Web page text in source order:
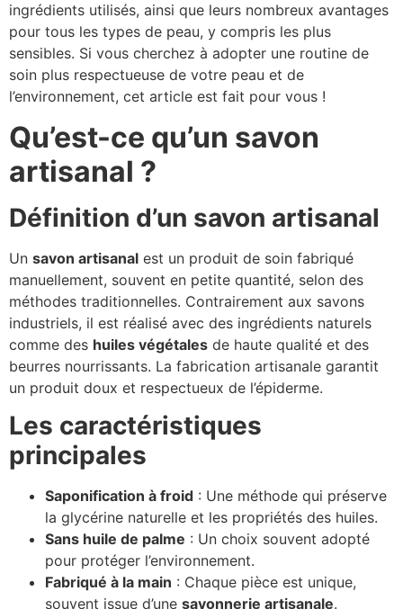
ingrédients utilisés, ainsi que leurs nombreux avantages
pour tous les types de peau, y compris les plus
sensibles. Si vous cherchez à adopter une routine de
soin plus respectueuse de votre peau et de
l’environnement, cet article est fait pour vous !
Qu’est-ce qu’un savon
artisanal ?
Définition d’un savon artisanal
Un savon artisanal est un produit de soin fabriqué
manuellement, souvent en petite quantité, selon des
méthodes traditionnelles. Contrairement aux savons
industriels, il est réalisé avec des ingrédients naturels
comme des huiles végétales de haute qualité et des
beurres nourrissants. La fabrication artisanale garantit
un produit doux et respectueux de l’épiderme.
Les caractéristiques
principales
Saponification à froid : Une méthode qui préserve
la glycérine naturelle et les propriétés des huiles.
Sans huile de palme : Un choix souvent adopté
pour protéger l’environnement.
Fabriqué à la main : Chaque pièce est unique,
souvent issue d’une savonnerie artisanale.